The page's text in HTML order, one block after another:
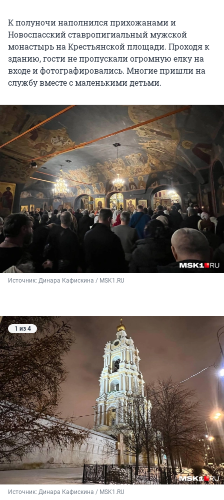
страждущия укрепи и исцели, в смятении и
печали сущим надежду благую и утешение
подаждь, плененныя сохрани и возврати.
Всем же во дни сия убиенным и от ран и
болезней скончавшимся прощение грехов
Исполни нас яже в Тя веры, надежды и любве,
возстави паки во всех странах Святыя Руси
мир и единомыслие, друг ко другу любовь
обнови в людях Твоих, яко да единеми усты и
единем сердцем исповемыся Тебе, Единому
Богу в Троице славимому.
Ты бо еси заступление, и победа, и спасение
уповающим на Тя и Тебе славу возсылаем, Отцу
и Сыну и Святому Духу, ныне и присно, и во
веки веков. Аминь.
К полуночи наполнился прихожанами и
Новоспасский ставропигиальный мужской
монастырь на Крестьянской площади. Проходя к
зданию, гости не пропускали огромную елку на
входе и фотографировались. Многие пришли на
службу вместе с маленькими детьми.
Источник: Динара Кафискина / MSK1.RU
1 из 4
Источник: Динара Кафискина / MSK1.RU